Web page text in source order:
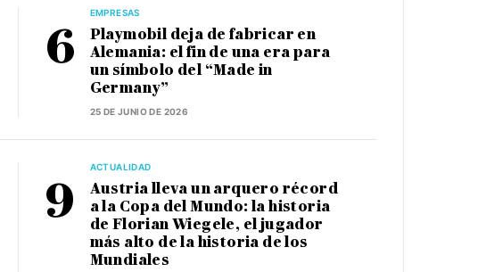
EMPRESAS
Playmobil deja de fabricar en
Alemania: el fin de una era para
un símbolo del “Made in
Germany”
25 DE JUNIO DE 2026
ACTUALIDAD
Austria lleva un arquero récord
a la Copa del Mundo: la historia
de Florian Wiegele, el jugador
más alto de la historia de los
Mundiales